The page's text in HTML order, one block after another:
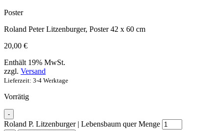
Poster
Roland Peter Litzenburger, Poster 42 x 60 cm
20,00 €
Enthält 19% MwSt.
zzgl. Versand
Lieferzeit: 3-4 Werktage
Vorrätig
-
Roland P. Litzenburger | Lebensbaum quer Menge